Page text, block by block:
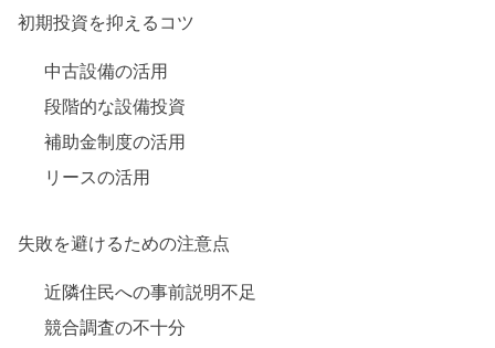
初期投資を抑えるコツ
中古設備の活用
段階的な設備投資
補助金制度の活用
リースの活用
失敗を避けるための注意点
近隣住民への事前説明不足
競合調査の不十分